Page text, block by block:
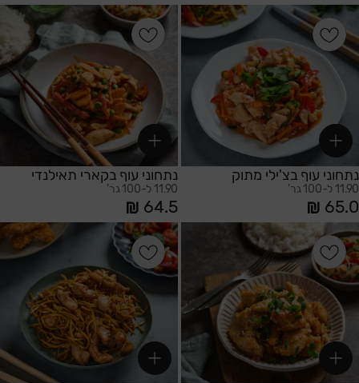
הוספה לסל
נתחוני עוף בצ'ילי מתוק
11.90 ל-100 גר'
65.0
הוספה לסל
נתחוני עוף בקארי תאילנדי
11.90 ל-100 גר'
64.5
הוספה לסל הוספה לסל